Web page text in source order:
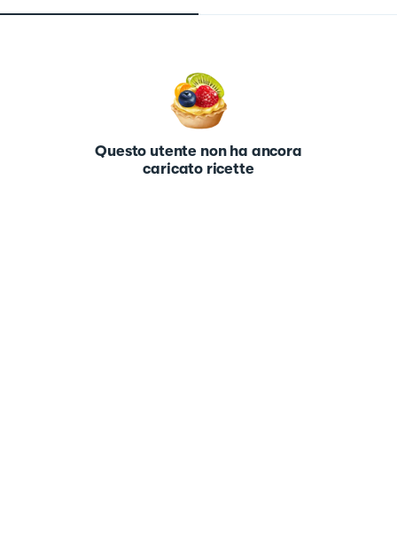
Questo utente non ha ancora
caricato ricette